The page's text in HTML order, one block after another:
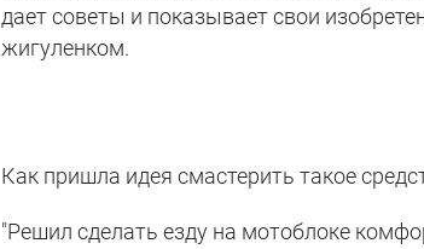
дает советы и показывает свои
жигуленком.
Как пришла идея смастерить такое
"Решил сделать езду на мотоблоке